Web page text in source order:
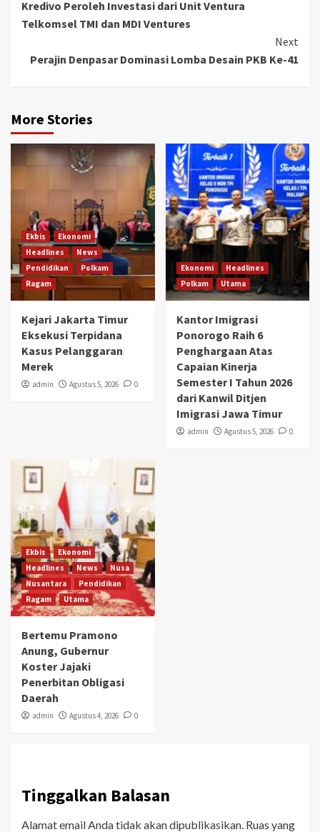
Reading
Kredivo Peroleh Investasi dari Unit Ventura
Telkomsel TMI dan MDI Ventures
Next
Perajin Denpasar Dominasi Lomba Desain PKB Ke-41
More Stories
Ekbis
Ekonomi
Headlines
News
Pendidikan
Polkam
Ragam
Kejari Jakarta Timur
Eksekusi Terpidana
Kasus Pelanggaran
Merek
admin Agustus 5, 2026 0
Ekonomi
Headlines
Polkam
Utama
Kantor Imigrasi
Ponorogo Raih 6
Penghargaan Atas
Capaian Kinerja
Semester I Tahun 2026
dari Kanwil Ditjen
Imigrasi Jawa Timur
admin Agustus 5, 2026 0
Ekbis
Ekonomi
Headlines
News
Nusa
Nusantara
Pendidikan
Ragam
Utama
Bertemu Pramono
Anung, Gubernur
Koster Jajaki
Penerbitan Obligasi
Daerah
admin Agustus 4, 2026 0
Tinggalkan Balasan
Alamat email Anda tidak akan dipublikasikan. Ruas yang